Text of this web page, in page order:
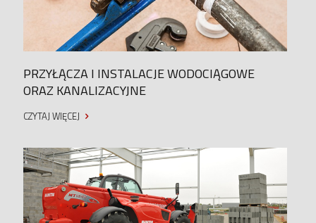
PRZYŁĄCZA I INSTALACJE WODOCIĄGOWE
ORAZ KANALIZACYJNE
CZYTAJ WIĘCEJ